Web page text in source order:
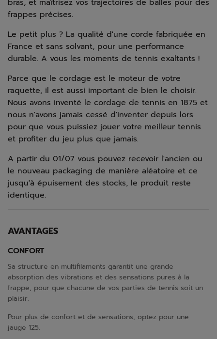
bras, et maîtrisez vos trajectoires de balles pour des
frappes précises.
Le petit plus ? La qualité d'une corde fabriquée en
France et sans solvant, pour une performance
durable. A vous les moments de tennis exaltants !
Parce que le cordage est le moteur de votre
raquette, il est aussi important de bien le choisir.
Nous avons inventé le cordage de tennis en 1875 et
nous n'avons jamais cessé d'inventer depuis lors
pour que vous puissiez jouer votre meilleur tennis
et profiter du jeu plus que jamais.
A partir du 01/07 vous pouvez recevoir l'ancien ou
le nouveau packaging de manière aléatoire et ce
jusqu'à épuisement des stocks, le produit reste
identique.
AVANTAGES
CONFORT
Sa structure en multifilaments garantit une grande
absorption des vibrations et des sensations pures à la
frappe, pour que chacune de vos parties de tennis soit un
plaisir.
Pour plus de confort et de sensations, optez pour une
jauge 125.